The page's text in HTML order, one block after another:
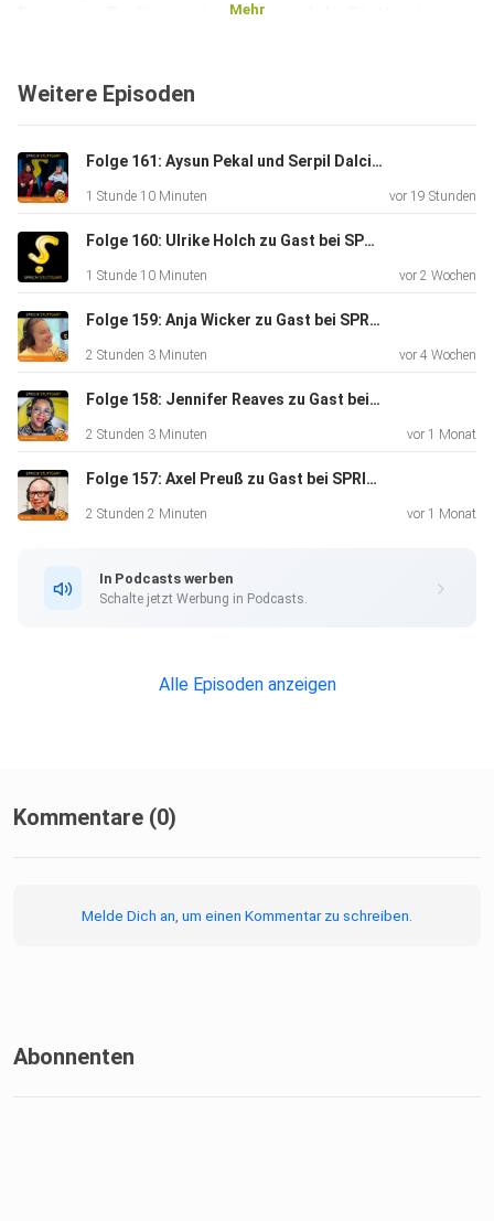
Benger, ein Traditionsunternehmen auf der Stuttgarter
uns
IHK-Weinberghäusle von zwei Hosts: Prof. Stephan
Ferdinand
ist Direktor des Instituts für Moderation (imo) an der
Hochschule
der Medien Stuttgart (HdM). Eva Wolfangel ist Absolventin
Qualifikationsprogramms Moderation am imo. Best Buddy
ist Dr.
Podcast für und
über Stuttgart: www.sprichstuttgart.de und auf
20.05.2021 ,
online seit 18.06.2021).
Mehr
Weitere Episoden
Folge 161: Aysun Pekal und Serpil Dalci zu Gast bei SPRICHSTUTTGART
1 Stunde 10 Minuten vor 19 Stunden
Folge 160: Ulrike Holch zu Gast bei SPRICH:STUTTGART
1 Stunde 10 Minuten vor 2 Wochen
Folge 159: Anja Wicker zu Gast bei SPRICH:STUTTGART
2 Stunden 3 Minuten vor 4 Wochen
Folge 158: Jennifer Reaves zu Gast bei SPRICH:STUTTGART
2 Stunden 3 Minuten vor 1 Monat
Folge 157: Axel Preuß zu Gast bei SPRICHSTUTTGART
2 Stunden 2 Minuten vor 1 Monat
In Podcasts werben
Schalte jetzt Werbung in Podcasts.
Alle Episoden anzeigen
Kommentare (0)
Melde Dich an, um einen Kommentar zu schreiben.
Abonnenten